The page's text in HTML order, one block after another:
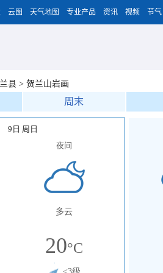
云图 天气地图 专业产品 资讯 视频 节气
县 > 贺兰山岩画
周末
9日 周日
夜间
多云
20°C